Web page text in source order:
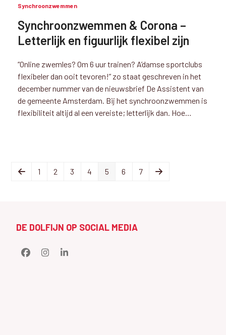
Synchroonzwemmen
Synchroonzwemmen & Corona –
Letterlijk en figuurlijk flexibel zijn
“Online zwemles? Om 6 uur trainen? A’damse sportclubs
flexibeler dan ooit tevoren!” zo staat geschreven in het
december nummer van de nieuwsbrief De Assistent van
de gemeente Amsterdam. Bij het synchroonzwemmen is
flexibiliteit altijd al een vereiste; letterlijk dan. Hoe…
Previous
Page
1 Page
2 Page
3 Page
4 Page
5 Page
6 Page
7 Next
DE DOLFIJN OP SOCIAL MEDIA
FacebookInstagramLinkedIn